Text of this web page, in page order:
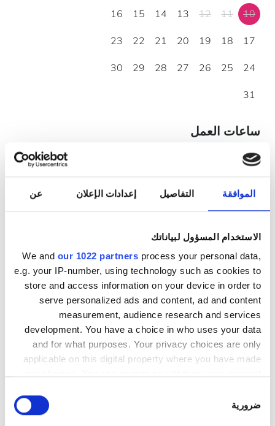
الموافقة التفاصيل إعدادات الإعلان عن
الاستخدام المسؤول لبياناتك
We and our 1022 partners process your personal data,
e.g. your IP-number, using technology such as cookies to
store and access information on your device in order to
serve personalized ads and content, ad and content
measurement, audience research and services
development. You have a choice in who uses your data
and for what purposes. Your privacy choices are only
applicable on this digital property where you have made
the Privacy trigger icon.
الموافقة
ضرورية
10
11
12
13
14
15
16
17
18
19
20
21
22
23
24
25
26
27
28
29
30
31
ساعات العمل
الاثنين 08:00 - 20:00
الثلاثاء 08:00 - 17:00
الأربعاء 08:00 - 20:00
الخميس 08:00 - 17:00
الجمعة 08:00 - 20:00
السبت 08:00 - 17:00
الأحد مُغلقة